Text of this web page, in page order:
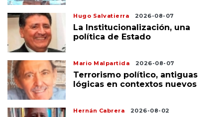
Hugo Salvatierra 2026-08-07
La Institucionalización, una
política de Estado
Mario Malpartida 2026-08-07
Terrorismo político, antiguas
lógicas en contextos nuevos
Hernán Cabrera 2026-08-02